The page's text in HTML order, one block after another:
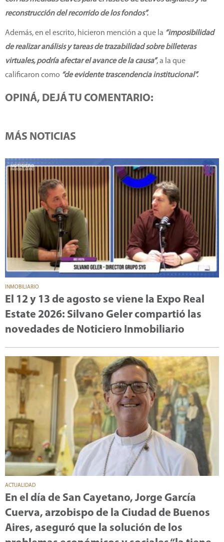
reconstrucción del recorrido de los fondos”.
Además, en el escrito, hicieron mención a que la “imposibilidad
de realizar análisis y tareas de trazabilidad sobre billeteras
virtuales, podría afectar el avance de la causa”, a la que
calificaron como “de evidente trascendencia institucional”.
OPINÁ, DEJÁ TU COMENTARIO:
MÁS NOTICIAS
INMOBILIARIO
El 12 y 13 de agosto se viene la Expo Real
Estate 2026: Silvano Geler compartió las
novedades de Noticiero Inmobiliario
ACTUALIDAD
En el día de San Cayetano, Jorge García
Cuerva, arzobispo de la Ciudad de Buenos
Aires, aseguró que la solución de los